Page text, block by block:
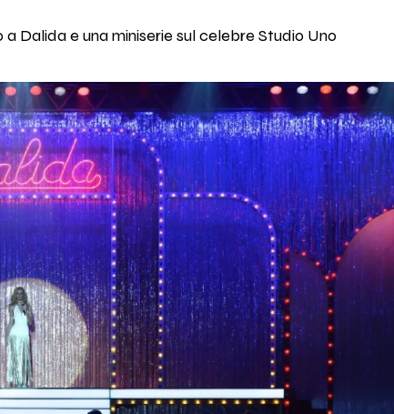
Dalida e una miniserie sul celebre Studio Uno